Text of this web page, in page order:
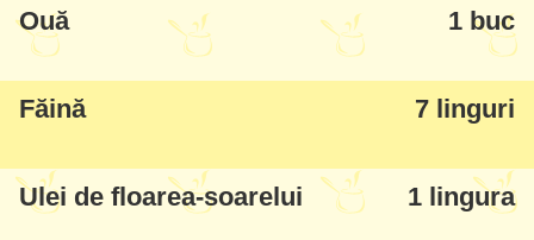
este pentru 10 clătite mai măricele sau 15
mai mici.
mâine (sâmbătă) la București, la 11.00 la
Hotel Parliament. Vedeți detalii în
Ouă 1 buc
Făină 7 linguri
Ulei de floarea-soarelui 1 lingura